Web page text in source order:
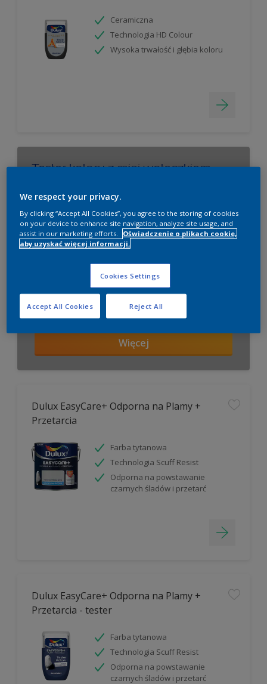
Ceramiczna
Technologia HD Colour
Wysoka trwałość i głębia koloru
Tester koloru z mini wałeczkiem
Wybierz swój kolor!
Więcej
Dulux EasyCare+ Odporna na Plamy +
Przetarcia
Farba tytanowa
Technologia Scuff Resist
Odporna na powstawanie
czarnych śladów i przetarć
Dulux EasyCare+ Odporna na Plamy +
Przetarcia - tester
Farba tytanowa
Technologia Scuff Resist
Odporna na powstawanie
czarnych śladów i przetarć
We respect your privacy.
By clicking “Accept All Cookies”, you agree to the storing of cookies
on your device to enhance site navigation, analyze site usage, and
assist in our marketing efforts.
Oświadczenie o plikach cookie,
aby uzyskać więcej informacji.
Cookies Settings
Reject All
Accept All Cookies